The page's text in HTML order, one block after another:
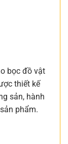
bọc đồ vật
thiết kế
sản, hành
phẩm.